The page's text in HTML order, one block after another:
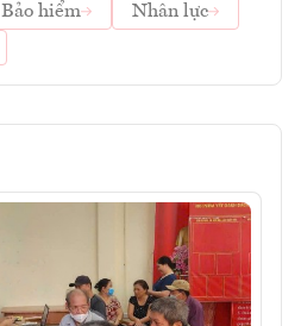
Bảo hiểm
Nhân lực